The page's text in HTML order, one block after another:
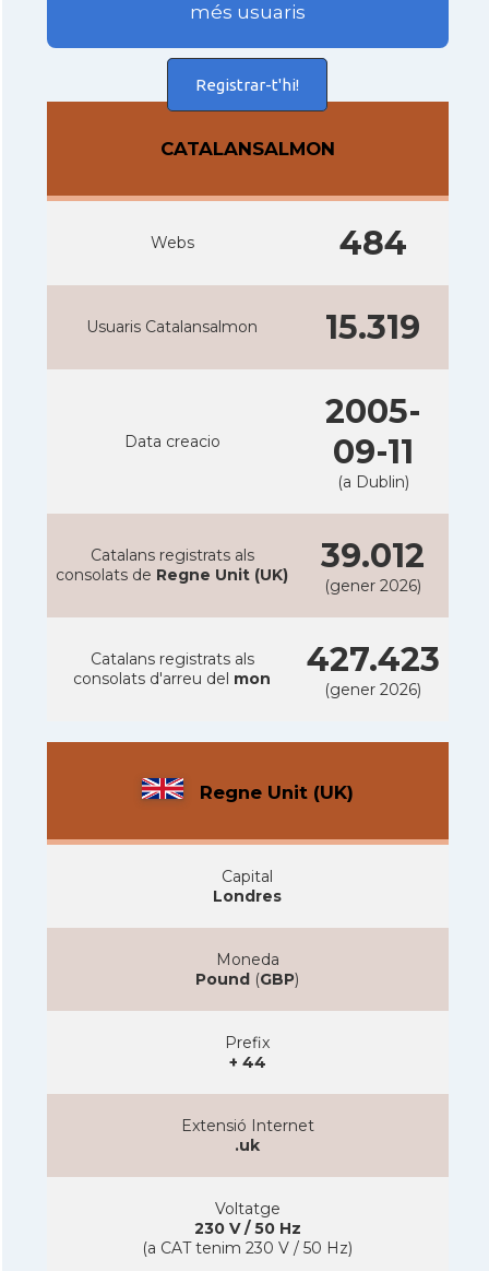
més usuaris
Registrar-t'hi!
CATALANSALMON
Webs 484
Usuaris Catalansalmon 15.319
Data creacio
2005-
09-11
(a Dublin)
Catalans registrats als
consolats de Regne Unit (UK) 39.012
(gener 2026)
Catalans registrats als
consolats d'arreu del mon 427.423
(gener 2026)
Regne Unit (UK)
Capital
Londres
Moneda
Pound (GBP)
Prefix
+ 44
Extensió Internet
.uk
Voltatge
230 V / 50 Hz
(a CAT tenim 230 V / 50 Hz)